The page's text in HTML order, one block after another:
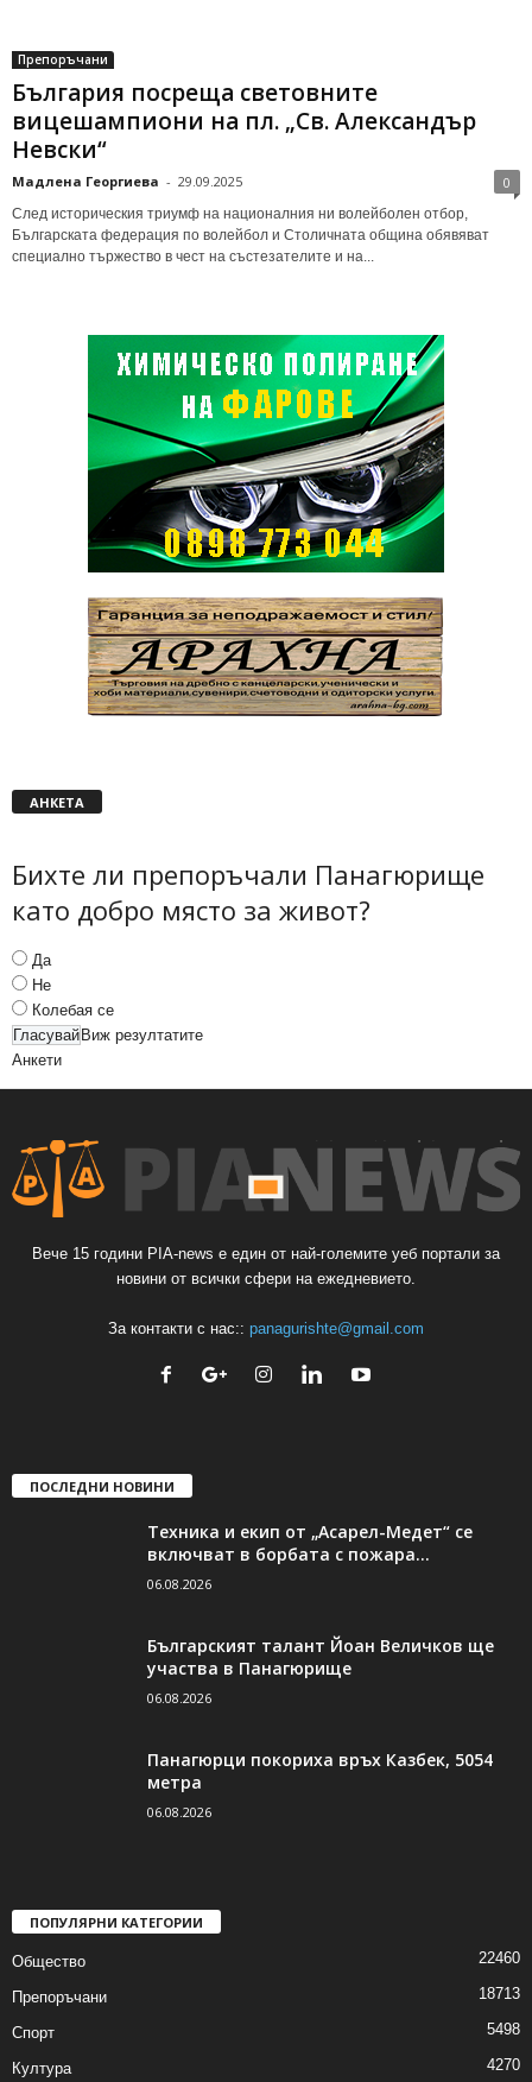
Препоръчани
България посреща световните
вицешампиони на пл. „Св. Александър
Невски“
Мадлена Георгиева - 29.09.2025 0
След историческия триумф на националния ни волейболен отбор,
Българската федерация по волейбол и Столичната община обявяват
специално тържество в чест на състезателите и на...
АНКЕТА
Бихте ли препоръчали Панагюрище
като добро място за живот?
Да
Не
Колебая се
Виж резултатите
Анкети
Вече 15 години PIA-news е един от най-големите уеб портали за
новини от всички сфери на ежедневието.
За контакти с нас:: panagurishte@gmail.com
ПОСЛЕДНИ НОВИНИ
Техника и екип от „Асарел-Медет“ се
включват в борбата с пожара...
06.08.2026
Българският талант Йоан Величков ще
участва в Панагюрище
06.08.2026
Панагюрци покориха връх Казбек, 5054
метра
06.08.2026
ПОПУЛЯРНИ КАТЕГОРИИ
Общество 22460
Препоръчани 18713
Спорт 5498
Култура 4270